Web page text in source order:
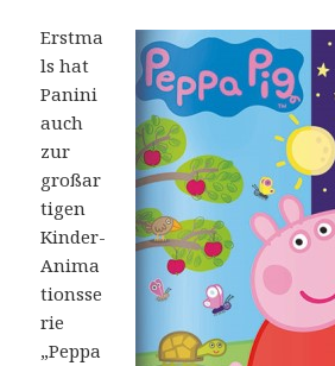
Erstma
ls hat
Panini
auch
zur
großar
tigen
Kinder-
Anima
tionsse
rie
„Peppa